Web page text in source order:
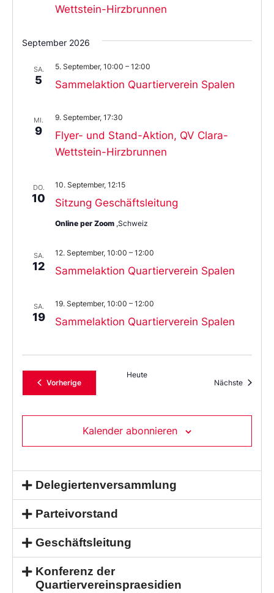
Wettstein-Hirzbrunnen
September 2026
SA.
5 Sammelaktion Quartierverein Spalen
5. September, 10:00 – 12:00
MI.
9
Flyer- und Stand-Aktion, QV Clara-
Wettstein-Hirzbrunnen
9. September, 17:30
DO.
10 Sitzung Geschäftsleitung
10. September, 12:15
Online per Zoom ,Schweiz
SA.
12 Sammelaktion Quartierverein Spalen
12. September, 10:00 – 12:00
SA.
19 Sammelaktion Quartierverein Spalen
19. September, 10:00 – 12:00
VorherigeVeranstaltungen
Heute
Nächste
Kalender abonnieren
Delegiertenversammlung
Parteivorstand
Geschäftsleitung
Konferenz der
Quartiervereinspraesidien